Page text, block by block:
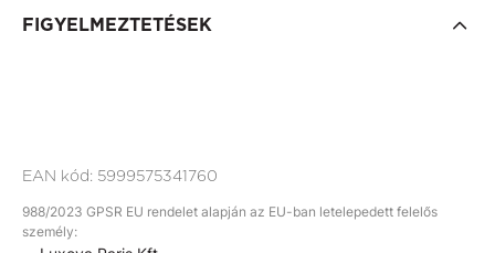
FIGYELMEZTETÉSEK
EAN kód: 5999575341760
988/2023 GPSR EU rendelet alapján az EU-ban letelepedett felelős
személy: